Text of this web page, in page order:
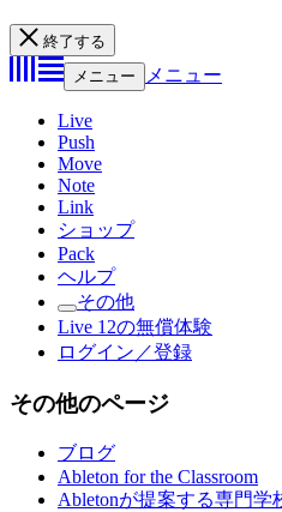
終了する
メニュー
メニュー
Live
Push
Move
Note
Link
ショップ
Pack
ヘルプ
その他
Live 12の無償体験
ログイン／登録
その他のページ
ブログ
Ableton for the Classroom
Abletonが提案する専門